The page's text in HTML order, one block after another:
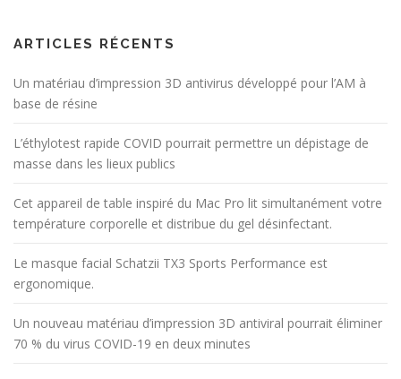
ARTICLES RÉCENTS
Un matériau d’impression 3D antivirus développé pour l’AM à
base de résine
L’éthylotest rapide COVID pourrait permettre un dépistage de
masse dans les lieux publics
Cet appareil de table inspiré du Mac Pro lit simultanément votre
température corporelle et distribue du gel désinfectant.
Le masque facial Schatzii TX3 Sports Performance est
ergonomique.
Un nouveau matériau d’impression 3D antiviral pourrait éliminer
70 % du virus COVID-19 en deux minutes